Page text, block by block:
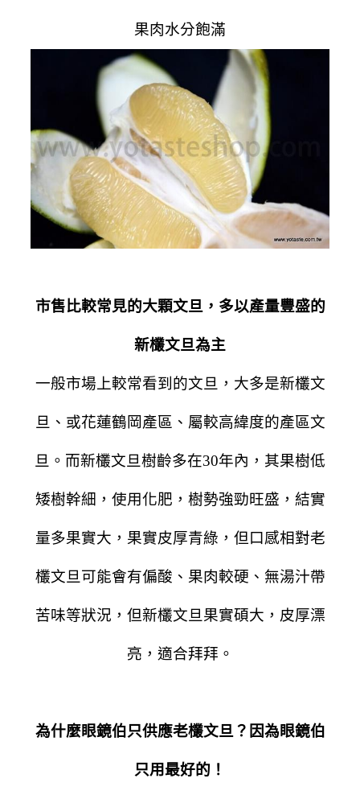
果肉水分飽滿
市售比較常見的大顆文旦，多以產量豐盛的
新欉文旦為主
一般市場上較常看到的文旦，大多是新欉文
旦、或花蓮鶴岡產區、屬較高緯度的產區文
旦。而新欉文旦樹齡多在30年內，其果樹低
矮樹幹細，使用化肥，樹勢強勁旺盛，結實
量多果實大，果實皮厚青綠，但口感相對老
欉文旦可能會有偏酸、果肉較硬、無湯汁帶
苦味等狀況，但新欉文旦果實碩大，皮厚漂
亮，適合拜拜。
為什麼眼鏡伯只供應老欉文旦？因為眼鏡伯
只用最好的！